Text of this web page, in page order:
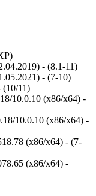
- (8.1-11)
- (7-10)
11)
10.0.10 (x86/x64) -
10.0.10 (x86/x64) -
(x86/x64) - (7-
(x86/x64) -